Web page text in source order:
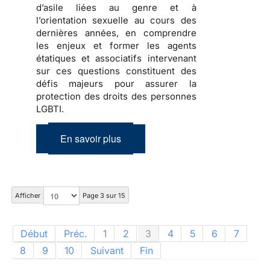
d’asile liées au genre et à
l’orientation sexuelle au cours des
dernières années, en comprendre
les enjeux et former les agents
étatiques et associatifs intervenant
sur ces questions constituent des
défis majeurs pour assurer la
protection des droits des personnes
LGBTI.
En savoir plus
Afficher Page 3 sur 15
Début Préc. 1 2 3 4 5 6
7
8
9 10 Suivant Fin